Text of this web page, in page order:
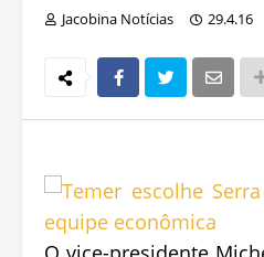
Jacobina Notícias 29.4.16